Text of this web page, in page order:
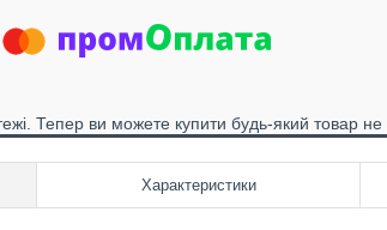
Тепер ви можете купити будь-який товар
Характеристики